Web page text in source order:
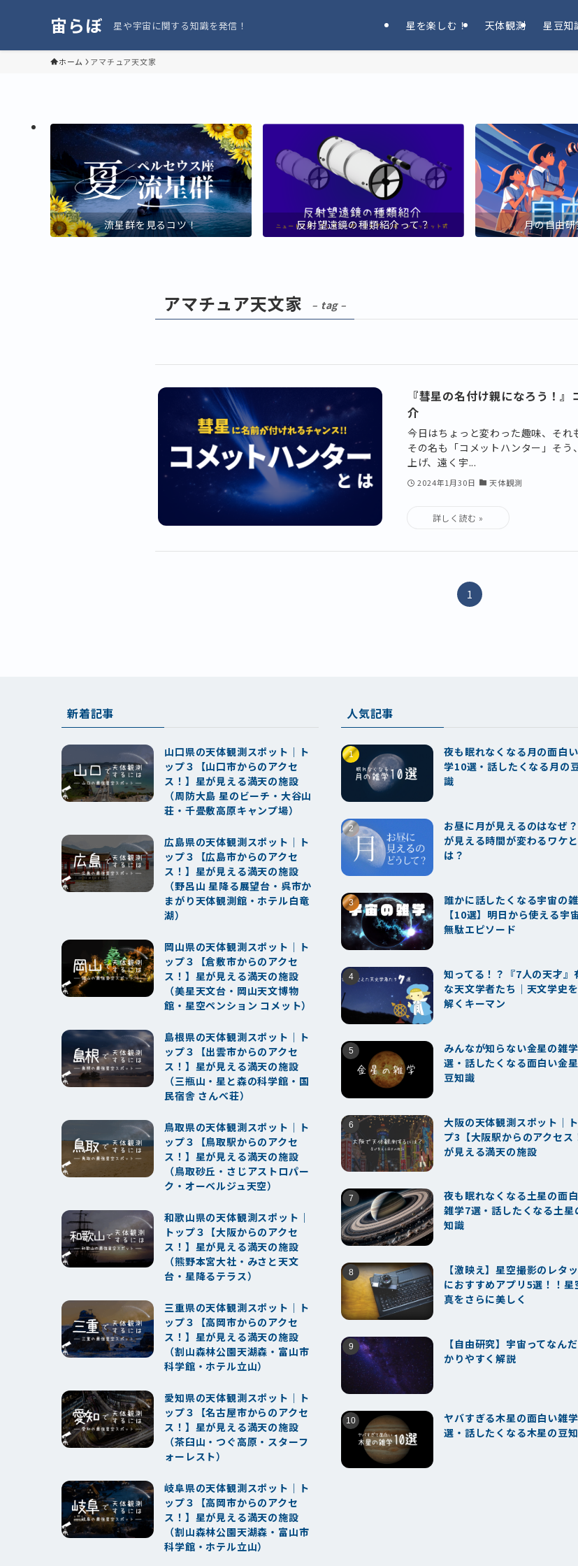
宙らぼ 星や宇宙に関する知識を発信！ 星を楽しむ！ 天体観測 星豆知
ホーム アマチュア天文家
流星群を見るコツ！ 反射望遠鏡の種類紹介って？ 月の自由
アマチュア天文家 – tag –
『彗星の名付け親になろう！
介
今日はちょっと変わった趣味、それ
その名も「コメットハンター」そ
上げ、遠く宇...
2024年1月30日 天体観測
1
新着記事
山口県の天体観測スポット｜ト
ップ３【山口市からのアクセ
ス！】星が見える満天の施設
（周防大島 星のビーチ・大谷山
荘・千畳敷高原キャンプ場）
広島県の天体観測スポット｜ト
ップ３【広島市からのアクセ
ス！】星が見える満天の施設
（野呂山 星降る展望台・呉市か
まがり天体観測館・ホテル白竜
湖）
岡山県の天体観測スポット｜ト
ップ３【倉敷市からのアクセ
ス！】星が見える満天の施設
（美星天文台・岡山天文博物
館・星空ペンション コメット）
島根県の天体観測スポット｜ト
ップ３【出雲市からのアクセ
ス！】星が見える満天の施設
（三瓶山・星と森の科学館・国
民宿舎 さんべ荘）
鳥取県の天体観測スポット｜ト
ップ３【鳥取駅からのアクセ
ス！】星が見える満天の施設
（鳥取砂丘・さじアストロパー
ク・オーベルジュ天空）
和歌山県の天体観測スポット｜
トップ３【大阪からのアクセ
ス！】星が見える満天の施設
（熊野本宮大社・みさと天文
台・星降るテラス）
三重県の天体観測スポット｜ト
ップ３【高岡市からのアクセ
ス！】星が見える満天の施設
（割山森林公園天湖森・富山市
科学館・ホテル立山）
愛知県の天体観測スポット｜ト
ップ３【名古屋市からのアクセ
ス！】星が見える満天の施設
（茶臼山・つぐ高原・スターフ
ォーレスト）
岐阜県の天体観測スポット｜ト
ップ３【高岡市からのアクセ
ス！】星が見える満天の施設
（割山森林公園天湖森・富山市
科学館・ホテル立山）
人気記事
夜も眠れなくなる月の面白
学10選・話したくなる月の
識
お昼に月が見えるのはなぜ
が見える時間が変わるワケと
は？
誰かに話したくなる宇宙の
【10選】明日から使える宇
無駄エピソード
知ってる！？『7人の天才』
な天文学者たち｜天文学史
解くキーマン
みんなが知らない金星の雑
選・話したくなる面白い金
豆知識
大阪の天体観測スポット｜
プ3【大阪駅からのアクセス
が見える満天の施設
夜も眠れなくなる土星の面
雑学7選・話したくなる土星
知識
【激映え】星空撮影のレタ
におすすめアプリ5選！！星
真をさらに美しく
【自由研究】宇宙ってなん
かりやすく解説
ヤバすぎる木星の面白い雑
選・話したくなる木星の豆